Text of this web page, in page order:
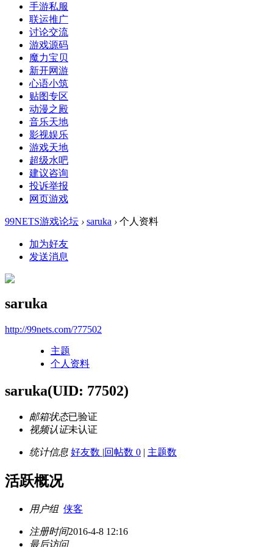
手游私服
联运推广
讨论交流
游戏源码
魔力宝贝
新开网游
心语小筑
贴图专区
动漫之殿
音乐天地
影视娱乐
游戏天地
超级水吧
建议咨询
投诉举报
网页游戏
99NETS游戏论坛 › saruka › 个人资料
加为好友
发送消息
saruka
http://99nets.com/?77502
主题
个人资料
saruka(UID: 77502)
邮箱状态已验证
视频认证未认证
统计信息 好友数 |回帖数 0 | 主题数
活跃概况
用户组 侠客
注册时间2016-4-8 12:16
最后访问